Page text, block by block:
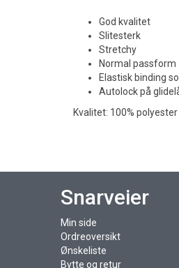
God kvalitet
Slitesterk
Stretchy
Normal passform
Elastisk binding
Autolock på
Kvalitet: 100%
Snarveier
Min side
Ordreoversikt
Ønskeliste
Bytte og retur